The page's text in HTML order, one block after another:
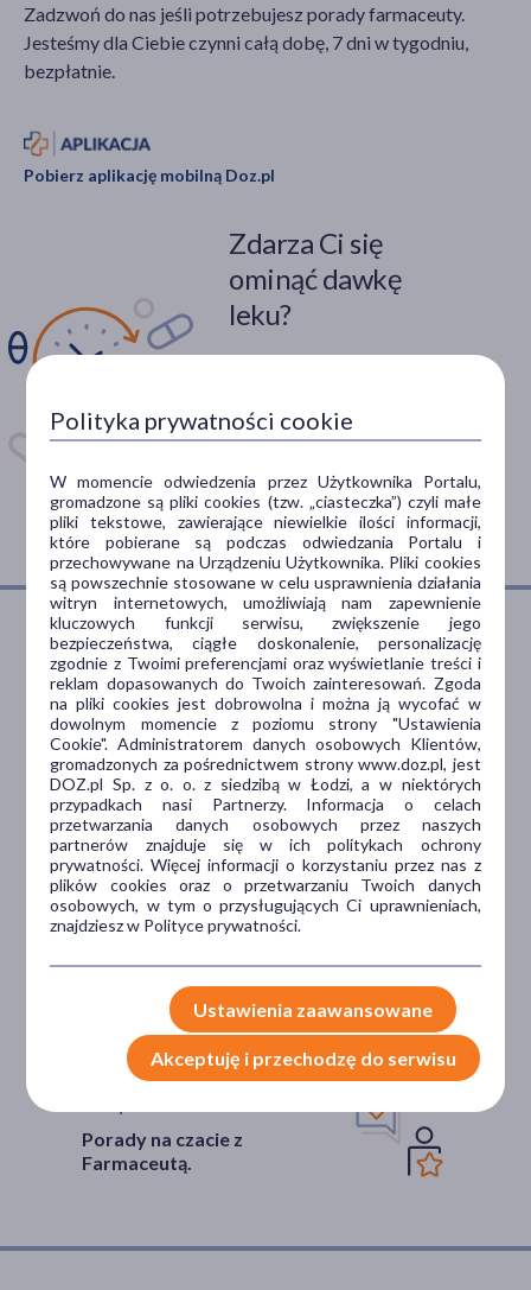
Zadzwoń do nas jeśli potrzebujesz porady farmaceuty.
Jesteśmy dla Ciebie czynni całą dobę, 7 dni w tygodniu,
bezpłatnie.
Pobierz aplikację mobilną Doz.pl
Zdarza Ci się
ominąć dawkę
leku?
kiedy wziąć lek.
Dlaczego DOZ.pl
Niższe koszta leczenia
Darmowa dostawa do Apteki
Bezpłatna Infolinia dla
Pacjentów.
Weryfikacja interakcji leków.
Encyklopedia leków i ziół
Porady na czacie z
Farmaceutą.
Polityka prywatności cookie
W momencie odwiedzenia przez Użytkownika Portalu,
gromadzone są pliki cookies (tzw. „ciasteczka”) czyli małe
pliki tekstowe, zawierające niewielkie ilości informacji,
które pobierane są podczas odwiedzania Portalu i
przechowywane na Urządzeniu Użytkownika. Pliki cookies
są powszechnie stosowane w celu usprawnienia działania
witryn internetowych, umożliwiają nam zapewnienie
kluczowych funkcji serwisu, zwiększenie jego
bezpieczeństwa, ciągłe doskonalenie, personalizację
zgodnie z Twoimi preferencjami oraz wyświetlanie treści i
reklam dopasowanych do Twoich zainteresowań. Zgoda
na pliki cookies jest dobrowolna i można ją wycofać w
dowolnym momencie z poziomu strony "Ustawienia
Cookie". Administratorem danych osobowych Klientów,
gromadzonych za pośrednictwem strony www.doz.pl, jest
DOZ.pl Sp. z o. o. z siedzibą w Łodzi, a w niektórych
przypadkach nasi Partnerzy. Informacja o celach
przetwarzania danych osobowych przez naszych
partnerów znajduje się w ich politykach ochrony
prywatności. Więcej informacji o korzystaniu przez nas z
plików cookies oraz o przetwarzaniu Twoich danych
osobowych, w tym o przysługujących Ci uprawnieniach,
znajdziesz w Polityce prywatności.
Ustawienia zaawansowane
Akceptuję i przechodzę do serwisu